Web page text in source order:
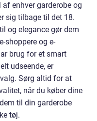
enhver garderobe og
sig tilbage til det 18.
og elegance gør dem
shoppere og e-
brug for et smart
udseende, er
Sørg altid for at
når du køber dine
til din garderobe
tøj.